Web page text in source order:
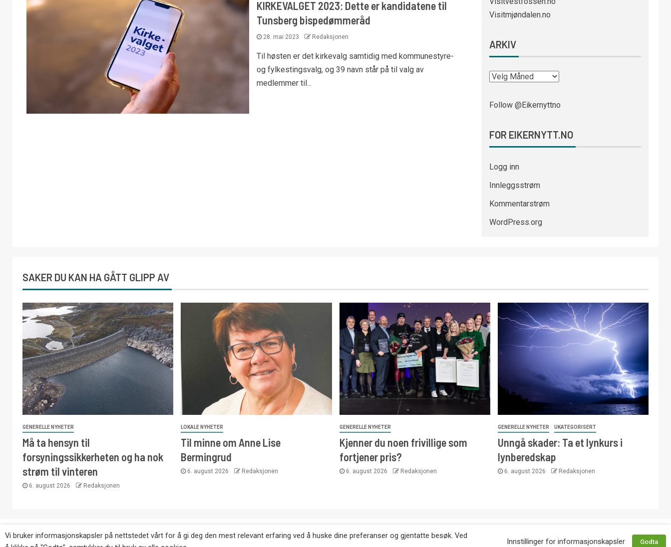
KIRKEVALGET 2023: Dette er kandidatene til
Tunsberg bispedømmeråd
28. mai 2023 Redaksjonen
Til høsten er det kirkevalg samtidig med kommunestyre-
og fylkestingsvalg, og 39 navn står på til valg av
medlemmer til...
Visitmjøndalen.no
ARKIV
Follow @Eikernyttno
FOR EIKERNYTT.NO
Logg inn
Innleggsstrøm
Kommentarstrøm
WordPress.org
SAKER DU KAN HA GÅTT GLIPP AV
GENERELLE NYHETER
Må ta hensyn til
forsyningssikkerheten og ha nok
strøm til vinteren
6. august 2026 Redaksjonen
LOKALE NYHETER
Til minne om Anne Lise
Bermingrud
6. august 2026 Redaksjonen
GENERELLE NYHETER
Kjenner du noen frivillige som
fortjener pris?
6. august 2026 Redaksjonen
GENERELLE NYHETER UKATEGORISERT
Unngå skader: Ta et lynkurs i
lynberedskap
6. august 2026 Redaksjonen
Copyright © Eikernytt.no utgis av Roy’s Pressetjeneste. Kopiering av tekst, bilder og annonser er ikke tillatt uten etter avtale med utgiver. Tlf. 92 63 86 82.
Vi bruker informasjonskapsler på nettstedet vårt for å gi deg den mest relevant erfaring ved å huske dine preferanser og gjentatte besøk. Ved
Innstillinger for informasjonskapsler Godta